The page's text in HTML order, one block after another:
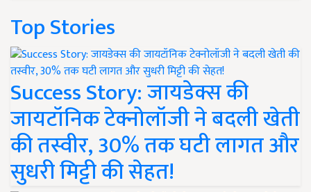
Top Stories
Success Story: जायडेक्स की
जायटॉनिक टेक्नोलॉजी ने बदली खेती
की तस्वीर, 30% तक घटी लागत और
सुधरी मिट्टी की सेहत!